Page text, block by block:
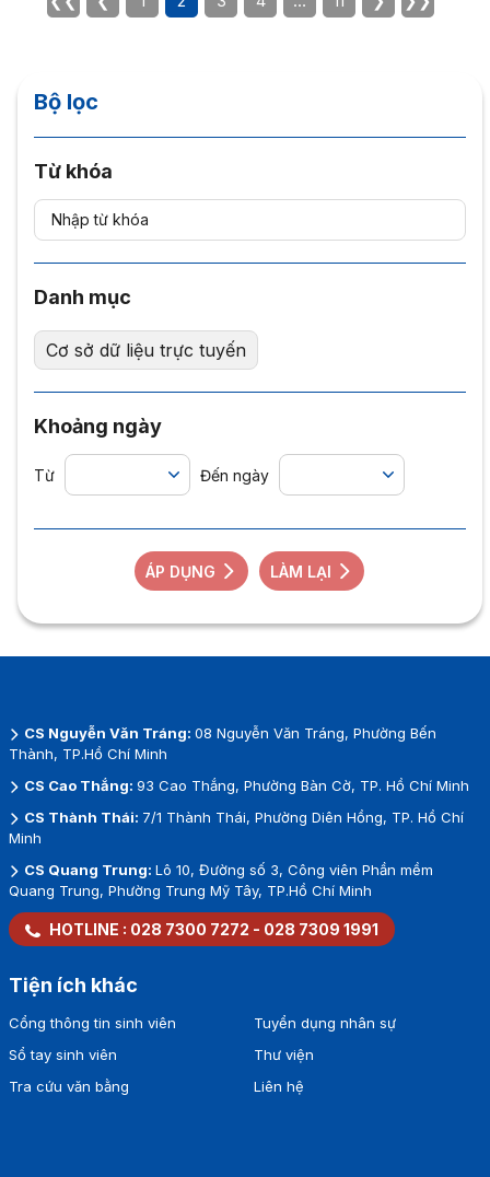
Bộ lọc
Từ khóa
Danh mục
Cơ sở dữ liệu trực tuyến
Khoảng ngày
Từ Đến ngày
ÁP DỤNG LÀM LẠI
CS Nguyễn Văn Tráng: 08 Nguyễn Văn Tráng, Phường Bến
Thành, TP.Hồ Chí Minh
CS Cao Thắng: 93 Cao Thắng, Phường Bàn Cờ, TP. Hồ Chí Minh
CS Thành Thái: 7/1 Thành Thái, Phường Diên Hồng, TP. Hồ Chí
Minh
CS Quang Trung: Lô 10, Đường số 3, Công viên Phần mềm
Quang Trung, Phường Trung Mỹ Tây, TP.Hồ Chí Minh
HOTLINE : 028 7300 7272 - 028 7309 1991
Tiện ích khác
Cổng thông tin sinh viên
Sổ tay sinh viên
Tra cứu văn bằng
Tuyển dụng nhân sự
Thư viện
Liên hệ